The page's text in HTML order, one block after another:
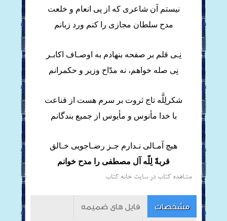
نیستم آن شاعری که از پی انعام و خلعت
مدح سلطان مجازی را کنم ورد زبانم
نِـی قلم بر صفحه بنهادم به اوصـاف اکابـر
نِی صله خواهم، نه مدّاح وزیر و حکمرانم
شکرلِلَّه تاج ثروت بر سرم هست از قناعت
با خدا مأنوس و مأیوس از جمیع بندگانم
هیچ آمـالی نـدارم جـز رضـاجویی خـالق
قربةً لِلّه آل مصطفی را مدح خوانم
مشاهده کتاب در سایت خانه کتاب
مشخصات
فایل های ضمیمه